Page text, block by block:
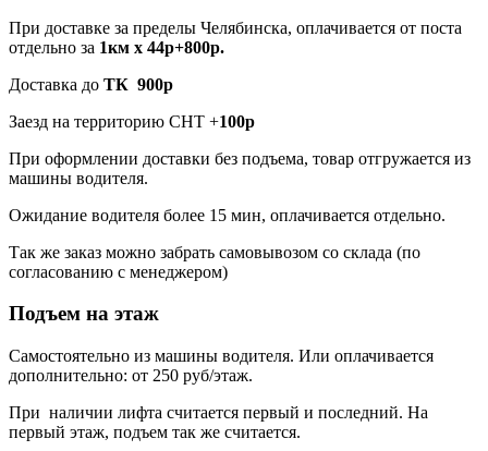
При доставке за пределы Челябинска, оплачивается от поста
отдельно за 1км х 44р+800р.
Доставка до ТК 900р
Заезд на территорию СНТ +100р
При оформлении доставки без подъема, товар отгружается из
машины водителя.
Ожидание водителя более 15 мин, оплачивается отдельно.
Так же заказ можно забрать самовывозом со склада (по
согласованию с менеджером)
Подъем на этаж
Самостоятельно из машины водителя. Или оплачивается
дополнительно: от 250 руб/этаж.
При наличии лифта считается первый и последний. На
первый этаж, подъем так же считается.